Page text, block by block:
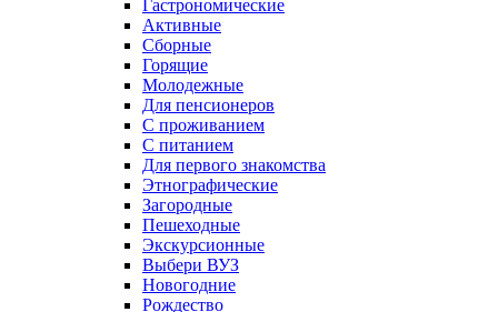
Гастрономические
Активные
Сборные
Горящие
Молодежные
Для пенсионеров
С проживанием
С питанием
Для первого знакомства
Этнографические
Загородные
Пешеходные
Экскурсионные
Выбери ВУЗ
Новогодние
Рождество